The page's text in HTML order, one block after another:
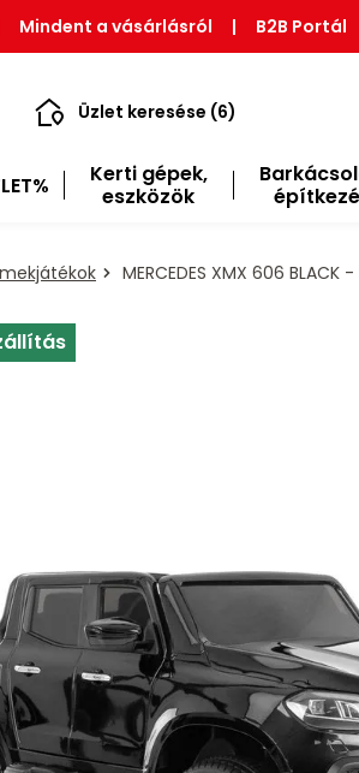
Mindent a vásárlásról | B2B Portál
Üzlet keresése (6)
Kerti gépek,
eszközök
MERCEDES XMX 606